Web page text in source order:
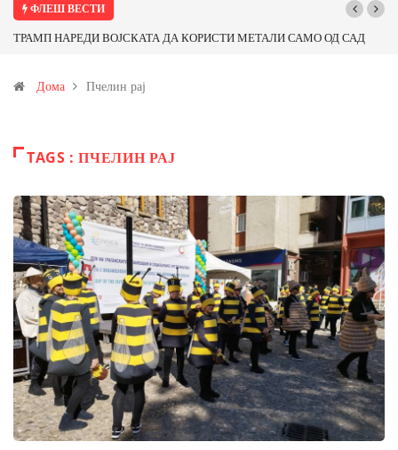
ФЛЕШ ВЕСТИ
САД
Почнува реконструкцијата на улицата „5-ти Ноември“ во Струмица
Дома Пчелин рај
TAGS : ПЧЕЛИН РАЈ